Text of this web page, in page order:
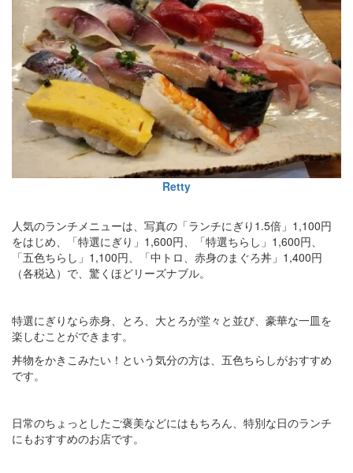
Retty
人気のランチメニューは、写真の「ランチにぎり1.5倍」1,100円
をはじめ、「特選にぎり」1,600円、「特選ちらし」1,600円、
「五色ちらし」1,100円、「中トロ、赤身のまぐろ丼」1,400円
（各税込）で、驚くほどリーズナブル。
特選にぎりなら赤身、とろ、大とろが堂々と並び、豪華な一皿を
楽しむことができます。
丼物をかきこみたい！という気分の方は、五色ちらしがおすすめ
です。
日常のちょっとしたご褒美などにはもちろん、特別な日のランチ
にもおすすめのお店です。